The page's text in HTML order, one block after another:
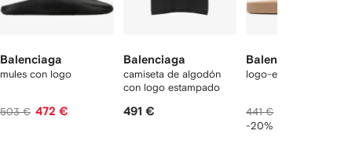
Balenciaga
mules con logo
503 € 472 €
Balenciaga
camiseta de algodón
con logo estampado
491 €
Balenciaga
logo-embossed slides
441 €
-20%